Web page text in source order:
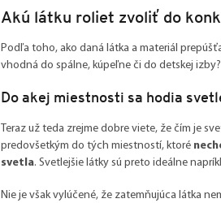
Akú látku roliet zvoliť do
Podľa toho, ako daná látka a materiál
vhodná do spálne, kúpeľne či do detskej izby?
Do akej miestnosti sa hodia
Teraz už teda zrejme dobre viete, že čím je
predovšetkým do tých miestností, ktoré
svetla. Svetlejšie látky sú preto ideálne
Nie je však vylúčené, že zatemňujúca látka